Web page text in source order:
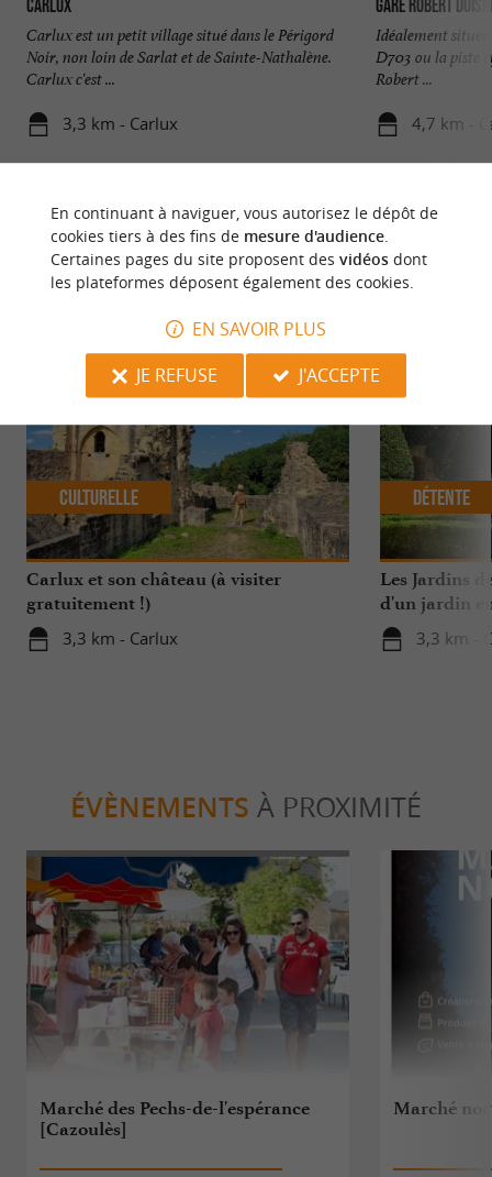
Carlux
Carlux est un petit village situé dans le Périgord
Noir, non loin de Sarlat et de Sainte-Nathalène.
Carlux c'est ...
3,3 km - Carlux
Gare Robert
Idéalement
D703 ou la piste
Robert ...
4,7 km -
NOUS AVONS TESTÉPOUR VOUS
Carlux et son château (à visiter
gratuitement !)
3,3 km - Carlux
Culturelle
Les Jardins
d'un jardin
3,3 km -
Détente
ÉVÈNEMENTS À PROXIMITÉ
Marché des Pechs-de-l'espérance
[Cazoulès]
Marché
En continuant à naviguer, vous autorisez le dépôt de
cookies tiers à des fins de mesure d'audience.
Certaines pages du site proposent des vidéosdont
les plateformes déposent également des cookies.
EN SAVOIR PLUS
JE REFUSE
J'ACCEPTE